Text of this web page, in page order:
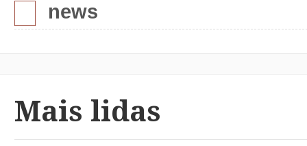
news
Mais lidas